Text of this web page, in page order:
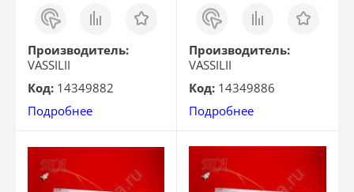
Заказ
в 1
клик
Сравнить Отложить
Производитель:
VASSILII
Код: 14349882
Подробнее
Заказ
в 1
клик
Сравнить Отложить
Производитель:
VASSILII
Код: 14349886
Подробнее